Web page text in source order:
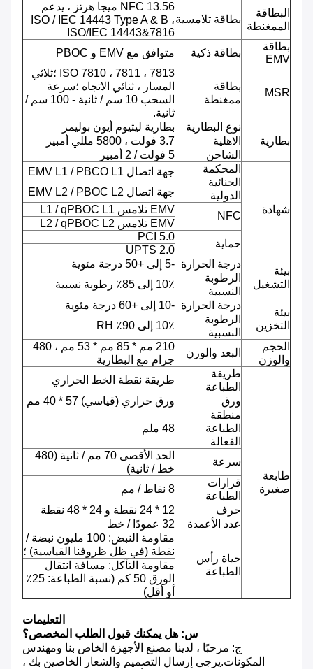
البطاقة
الممغنطة
بطاقة تلامسية
NFC 13.56 ميجا هرتز ، يدعم
ISO / IEC 14443 Type A & B ،
ISO/IEC 14443&7816
بطاقة
EMV
بطاقة ذكية متوافق مع EMV و PBOC
MSR
بطاقة
ممغنطة
ISO 7810 ، 7811 ، 7813 ؛ثلاثي
المسار ، ثنائي الاتجاه ؛سرعة
السحب 10 سم / ثانية - 100 سم /
ثانية.
بطارية
نوع البطارية
بطارية ليثيوم أيون بوليمر
الاهلية
3.7 فولت ، 5800 مللي أمبير
الشاحن
5 فولت / 2 أمبير
شهادة
المحكمة
الجنائية
الدولية
جهة اتصال EMV L1 / PBCO L1
جهة اتصال EMV L2 / PBOC L2
NFC
EMV تلامس L1 / qPBOC L1
EMV تلامس L2 / qPBOC L2
حماية
PCI 5.0
UPTS 2.0
بيئة
التشغيل
درجة الحرارة -5 إلى +50 درجة مئوية
الرطوبة
النسبية
10٪ إلى 85٪ رطوبة نسبية
بيئة
التخزين
درجة الحرارة -10 إلى +60 درجة مئوية
الرطوبة
النسبية
10٪ إلى 90٪ RH
الحجم
والوزن
البعد والوزن
210 مم * 85 مم * 53 مم ، 480
جرام مع البطارية
طابعة
صغيرة
طريقة
الطباعة
طريقة نقطة الخط الحراري
ورق
ورق حراري (قياسي) 57 * 40 مم
منطقة
الطباعة
الفعالة
48 ملم
سرعة
الحد الأقصى 70 مم / ثانية (480
خط / ثانية)
قرارات
الطباعة
8 نقاط / مم
حرف
12 * 24 نقطة و 24 * 48 نقطة
عدد الأعمدة
32 عمودًا / خط
حياة رأس
الطباعة
مقاومة النبض: 100 مليون نبضة /
نقطة (في ظل ظروفنا القياسية) ؛
مقاومة التآكل: مسافة انتقال
الورق 50 كم (نسبة الطباعة: 25٪
أو أقل)
التعليمات
س: هل يمكنك قبول الطلب المخصص؟
ج: مرحبًا ، لدينا مصنع الأجهزة الخاص بنا ومهندس
المكونات.يرجى إرسال التصميم والشعار الخاصين بك ،